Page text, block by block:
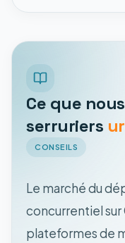
Ce que
serruriers
CONSEILS
Le marché du
concurrentiel sur
plateformes de